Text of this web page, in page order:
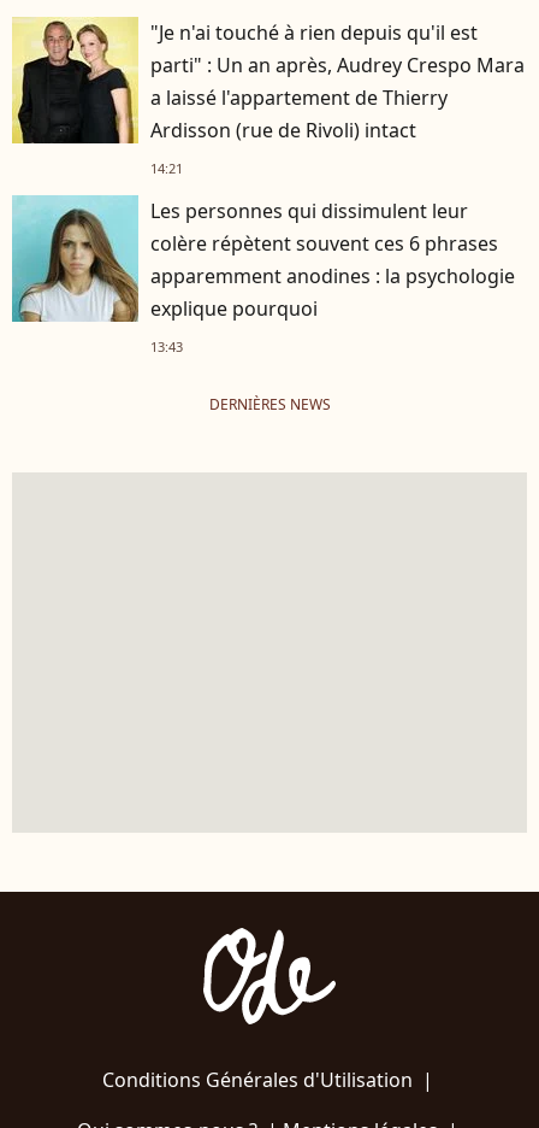
"Je n'ai touché à rien depuis qu'il est
parti" : Un an après, Audrey Crespo Mara
a laissé l'appartement de Thierry
Ardisson (rue de Rivoli) intact
14:21
Les personnes qui dissimulent leur
colère répètent souvent ces 6 phrases
apparemment anodines : la psychologie
explique pourquoi
13:43
DERNIÈRES NEWS
Conditions Générales d'Utilisation |